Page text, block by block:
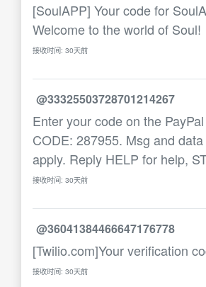
[SoulAPP] Your code for
Welcome to the world of Soul!
接收时间: 30天前
@33325503728701214267
Enter your code on the
CODE: 287955. Msg and
apply. Reply HELP for help,
接收时间: 30天前
@36041384466647176778
[Twilio.com]Your verification
接收时间: 30天前